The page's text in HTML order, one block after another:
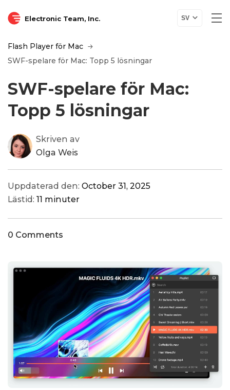
Electronic Team, Inc. SV
Flash Player för Mac
SWF-spelare för Mac: Topp 5 lösningar
SWF-spelare för Mac:
Topp 5 lösningar
Skriven av
Olga Weis
Uppdaterad den: October 31, 2025
Lästid: 11 minuter
0 Comments